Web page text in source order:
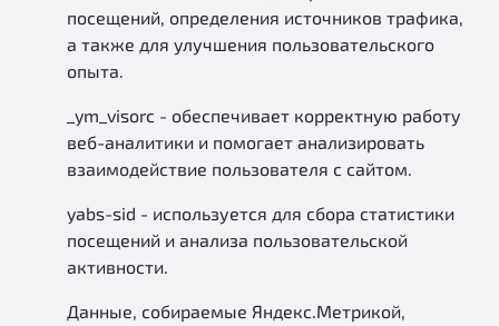
посещений, определения источников трафика,
а также для улучшения пользовательского
опыта.
_ym_visorc - обеспечивает корректную работу
веб-аналитики и помогает анализировать
взаимодействие пользователя с сайтом.
yabs-sid - используется для сбора статистики
посещений и анализа пользовательской
активности.
Данные, собираемые Яндекс.Метрикой,